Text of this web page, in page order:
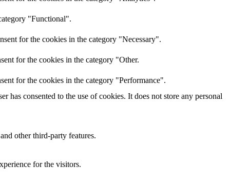
"Functional".
for the cookies in the category "Necessary".
for the cookies in the category "Other.
for the cookies in the category "Performance".
has consented to the use of cookies. It does not store any personal
other third-party features.
for the visitors.